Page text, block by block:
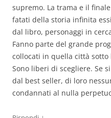
supremo. La trama e il
fatati della storia infinita
dal libro, personaggi in
Fanno parte del grande
collocati in quella città
Sono liberi di scegliere. Se
dal best seller, di loro
condannati al nulla